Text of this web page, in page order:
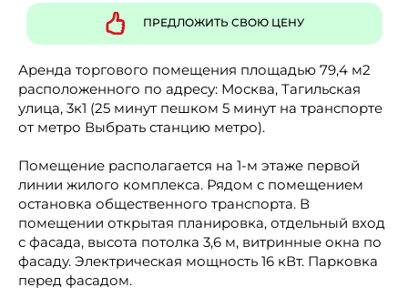
ПРЕДЛОЖИТЬ СВОЮ ЦЕНУ
Аренда торгового помещения площадью 79,4 м2
расположенного по адресу: Москва, Тагильская
улица, 3к1 (25 минут пешком 5 минут на транспорте
от метро Выбрать станцию метро).
Помещение располагается на 1-м этаже первой
линии жилого комплекса. Рядом с помещением
остановка общественного транспорта. В
помещении открытая планировка, отдельный вход
с фасада, высота потолка 3,6 м, витринные окна по
фасаду. Электрическая мощность 16 кВт. Парковка
перед фасадом.